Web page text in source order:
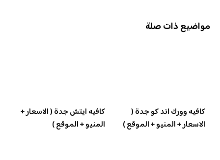
مواضيع ذات صلة
كافيه وورك اند كو جدة (
الاسعار + المنيو + الموقع )
كافيه ايتش جدة ( الاسعار +
المنيو + الموقع )